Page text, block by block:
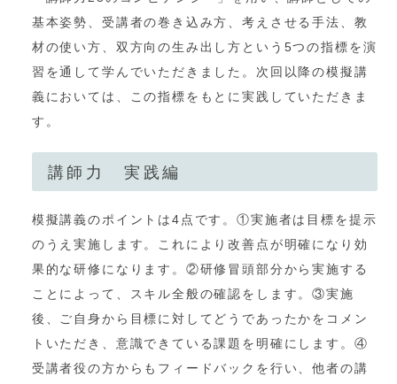
基本姿勢、受講者の巻き込み方、考えさせる手法、教
材の使い方、双方向の生み出し方という5つの指標を演
習を通して学んでいただきました。次回以降の模擬講
義においては、この指標をもとに実践していただきま
す。
講師力 実践編
模擬講義のポイントは4点です。①実施者は目標を提示
のうえ実施します。これにより改善点が明確になり効
果的な研修になります。②研修冒頭部分から実施する
ことによって、スキル全般の確認をします。③実施
後、ご自身から目標に対してどうであったかをコメン
トいただき、意識できている課題を明確にします。④
受講者役の方からもフィードバックを行い、他者の講